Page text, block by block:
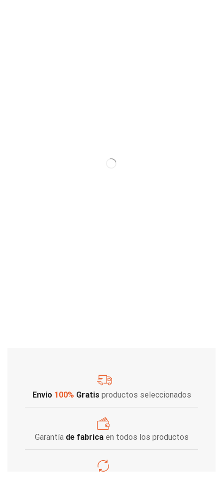
Envio 100% Gratis productos seleccionados
Garantía de fabricaen todos los productos